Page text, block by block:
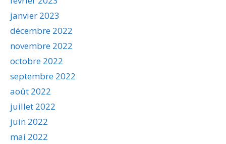
janvier 2023
décembre 2022
novembre 2022
octobre 2022
septembre 2022
août 2022
juillet 2022
juin 2022
mai 2022